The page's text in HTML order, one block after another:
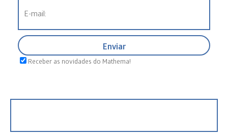
Receber as novidades do Mathema!
Pesquisar